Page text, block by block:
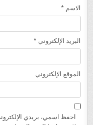
الاسم *
البريد الإلكتروني *
الموقع الإلكتروني
احفظ اسمي، بريدي